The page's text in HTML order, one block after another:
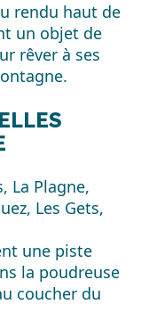
rendu haut de
un objet de
rêver à ses
La Plagne,
Les Gets,
une piste
la poudreuse
coucher du